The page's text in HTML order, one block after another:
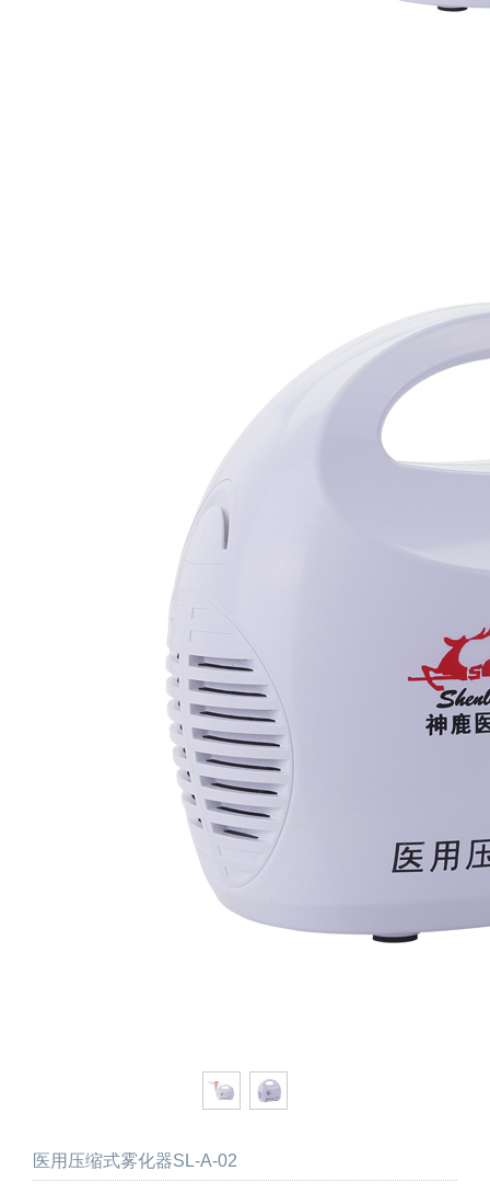
医用压缩式雾化器SL-A-02